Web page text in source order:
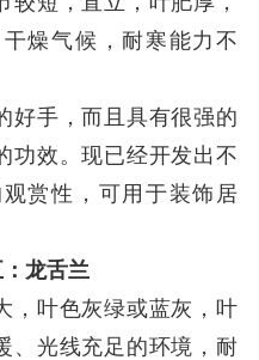
燥气候，耐寒能力不
好手，而且具有很强的
功效。现已经开发出不
赏性，可用于装饰居
龙舌兰
，叶色灰绿或蓝灰，叶
、光线充足的环境，耐